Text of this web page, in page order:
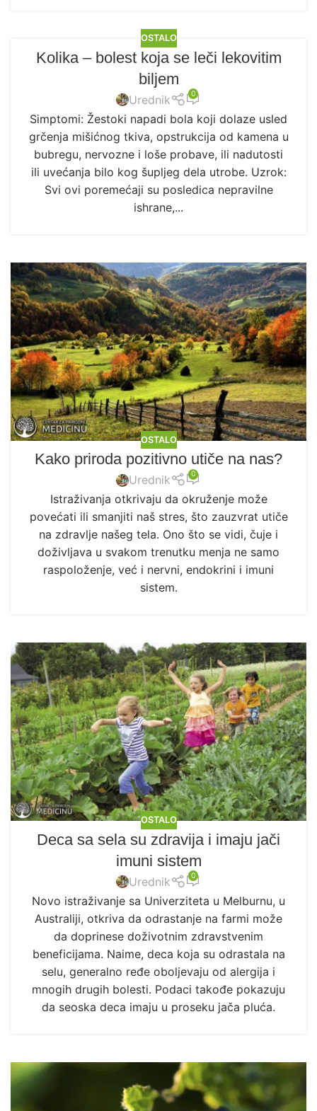
OSTALO
Kolika – bolest koja se leči lekovitim
biljem
Urednik 0
Simptomi: Žestoki napadi bola koji dolaze usled
grčenja mišićnog tkiva, opstrukcija od kamena u
bubregu, nervozne i loše probave, ili nadutosti
ili uvećanja bilo kog šupljeg dela utrobe. Uzrok:
Svi ovi poremećaji su posledica nepravilne
ishrane,...
OSTALO
Kako priroda pozitivno utiče na nas?
Urednik 0
Istraživanja otkrivaju da okruženje može
povećati ili smanjiti naš stres, što zauzvrat utiče
na zdravlje našeg tela. Ono što se vidi, čuje i
doživljava u svakom trenutku menja ne samo
raspoloženje, već i nervni, endokrini i imuni
sistem.
OSTALO
Deca sa sela su zdravija i imaju jači
imuni sistem
Urednik 0
Novo istraživanje sa Univerziteta u Melburnu, u
Australiji, otkriva da odrastanje na farmi može
da doprinese doživotnim zdravstvenim
beneficijama. Naime, deca koja su odrastala na
selu, generalno ređe oboljevaju od alergija i
mnogih drugih bolesti. Podaci takođe pokazuju
da seoska deca imaju u proseku jača pluća.